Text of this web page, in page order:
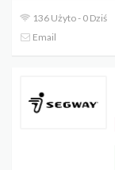
136 Użyto - 0 Dziś
Email